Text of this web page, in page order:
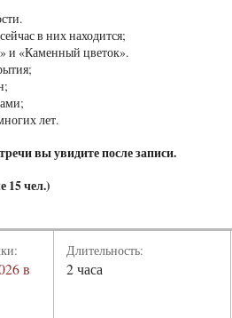
в них находится;
и «Каменный цветок».
лет.
вы увидите после записи.
15 чел.)
в
Длительность:
2 часа